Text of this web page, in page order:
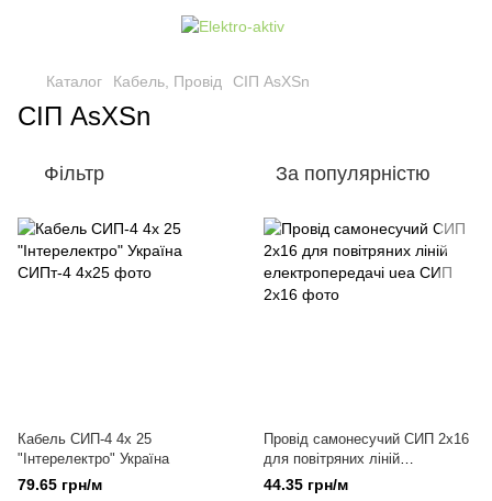
Каталог Кабель, Провід СІП AsXSn
СІП AsXSn
Фільтр За популярністю
Кабель СИП-4 4х 25
"Інтерелектро" Україна
79.65 грн/м
Провід самонесучий СИП 2x16
для повітряних ліній
електропередачі
44.35 грн/м